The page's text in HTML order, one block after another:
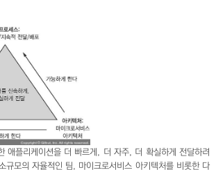
애플리케이션을 더 빠르게, 더 자주, 더 확실하게 전달하려
규모의 자율적인 팀, 마이크로서비스 아키텍처를 비롯한 다